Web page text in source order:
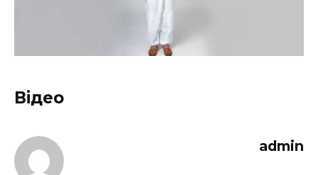
Відео
admin